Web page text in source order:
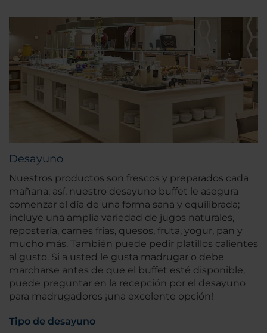
Desayuno
Nuestros productos son frescos y preparados cada
mañana; así, nuestro desayuno buffet le asegura
comenzar el día de una forma sana y equilibrada;
incluye una amplia variedad de jugos naturales,
repostería, carnes frías, quesos, fruta, yogur, pan y
mucho más. También puede pedir platillos calientes
al gusto. Si a usted le gusta madrugar o debe
marcharse antes de que el buffet esté disponible,
puede preguntar en la recepción por el desayuno
para madrugadores ¡una excelente opción!
Tipo de desayuno